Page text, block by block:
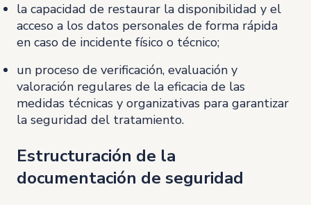
la capacidad de restaurar la disponibilidad y el
acceso a los datos personales de forma rápida
en caso de incidente físico o técnico;
un proceso de verificación, evaluación y
valoración regulares de la eficacia de las
medidas técnicas y organizativas para garantizar
la seguridad del tratamiento.
Estructuración de la
documentación de seguridad